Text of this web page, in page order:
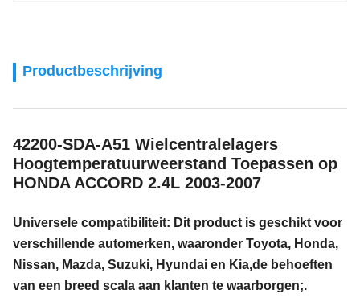
Productbeschrijving
42200-SDA-A51 Wielcentralelagers
Hoogtemperatuurweerstand Toepassen op
HONDA ACCORD 2.4L 2003-2007
Universele compatibiliteit: Dit product is geschikt voor
verschillende automerken, waaronder Toyota, Honda,
Nissan, Mazda, Suzuki, Hyundai en Kia,de behoeften
van een breed scala aan klanten te waarborgen;.